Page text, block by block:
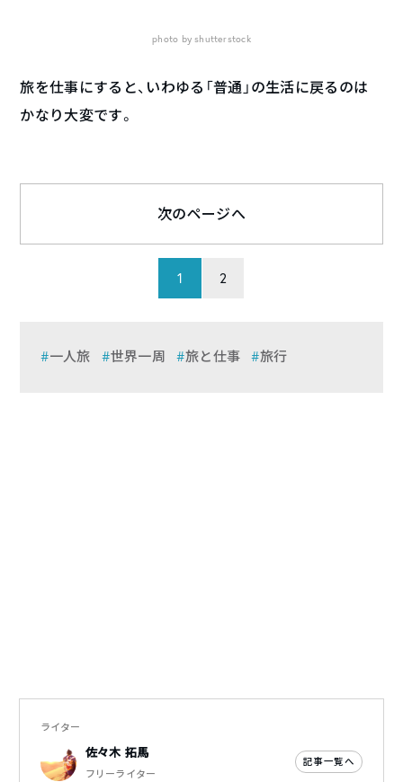
photo by shutterstock
旅を仕事にすると、いわゆる「普通」の生活に戻るのは
かなり大変です。
1 2
次のページへ
一人旅 世界一周 旅と仕事 旅行
ライター
佐々木 拓馬
フリーライター
記事一覧へ